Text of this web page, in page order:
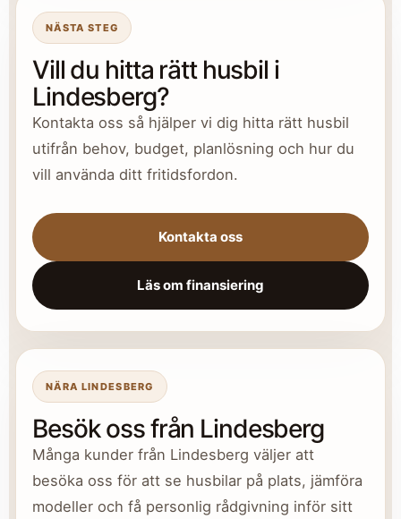
NÄSTA STEG
Vill du hitta rätt husbil i
Lindesberg?
Kontakta oss så hjälper vi dig hitta rätt husbil
utifrån behov, budget, planlösning och hur du
vill använda ditt fritidsfordon.
Kontakta oss
Läs om finansiering
NÄRA LINDESBERG
Besök oss från Lindesberg
Många kunder från Lindesberg väljer att
besöka oss för att se husbilar på plats, jämföra
modeller och få personlig rådgivning inför sitt